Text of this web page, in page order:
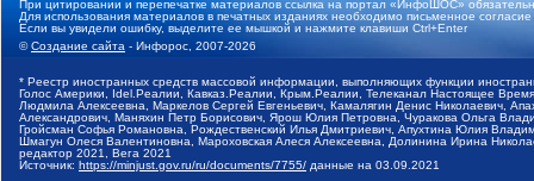
При цитировании и перепечатке материалов ссылка на портал «ИнфоШОС»
Для использования материалов в печатных изданиях необходимо письменное
Если вы увидели ошибку, выделите ее мышкой и нажмите клавиши Ctrl+Enter
©Создание сайта - Инфорос, 2007-2026
* Реестр иностранных средств массовой информации, выполняющих функции
Голос Америки, Idel.Реалии, Кавказ.Реалии, Крым.Реалии, Телеканал Настоящее
Людмила Алексеевна, Маркелов Сергей Евгеньевич, Камалягин Денис Николаевич,
Александрович, Маняхин Петр Борисович, Ярош Юлия Петровна, Чуракова Ольга
Гройсман Софья Романовна, Рождественский Илья Дмитриевич, Апухтина Юлия
Шмагун Олеся Валентиновна, Мароховская Алеся Алексеевна, Долинина Ирина
редактор 2021, Вега 2021
Источник: https://minjust.gov.ru/ru/documents/7755/ данные на 03.09.2021